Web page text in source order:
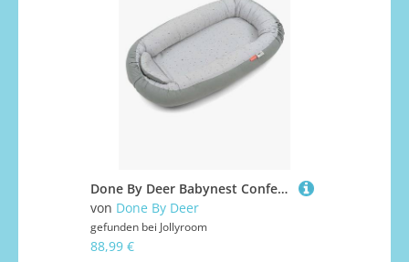
Done By Deer Babynest Confetti, Grey
von Done By Deer
gefunden bei Jollyroom
88,99 €